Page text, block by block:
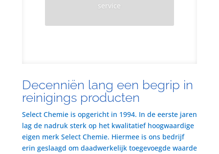
service
Decenniën lang een begrip in
reinigings producten
Select Chemie is opgericht in 1994. In de eerste jaren
lag de nadruk sterk op het kwalitatief hoogwaardige
eigen merk Select Chemie. Hiermee is ons bedrijf
erin geslaagd om daadwerkelijk toegevoegde waarde